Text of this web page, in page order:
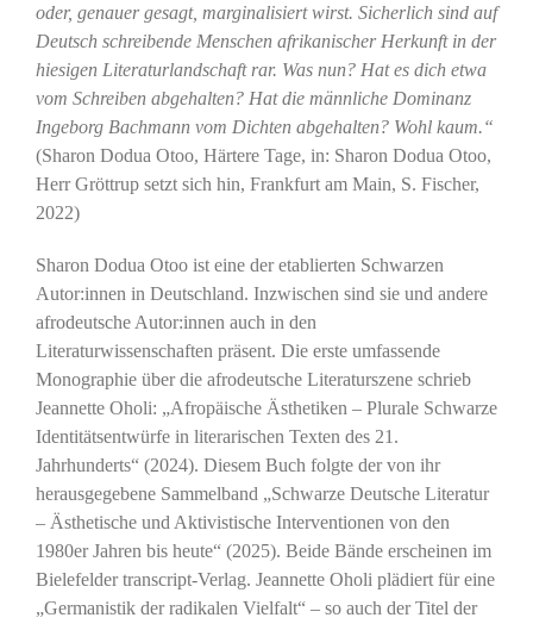
oder, genauer gesagt, marginalisiert wirst. Sicherlich sind auf
Deutsch schreibende Menschen afrikanischer Herkunft in der
hiesigen Literaturlandschaft rar. Was nun? Hat es dich etwa
vom Schreiben abgehalten? Hat die männliche Dominanz
Ingeborg Bachmann vom Dichten abgehalten? Wohl kaum.“
(Sharon Dodua Otoo, Härtere Tage, in: Sharon Dodua Otoo,
Herr Gröttrup setzt sich hin, Frankfurt am Main, S. Fischer,
2022)
Sharon Dodua Otoo ist eine der etablierten Schwarzen
Autor:innen in Deutschland. Inzwischen sind sie und andere
afrodeutsche Autor:innen auch in den
Literaturwissenschaften präsent. Die erste umfassende
Monographie über die afrodeutsche Literaturszene schrieb
Jeannette Oholi: „Afropäische Ästhetiken – Plurale Schwarze
Identitätsentwürfe in literarischen Texten des 21.
Jahrhunderts“ (2024). Diesem Buch folgte der von ihr
herausgegebene Sammelband „Schwarze Deutsche Literatur
– Ästhetische und Aktivistische Interventionen von den
1980er Jahren bis heute“ (2025). Beide Bände erscheinen im
Bielefelder transcript-Verlag. Jeannette Oholi plädiert für eine
„Germanistik der radikalen Vielfalt“ – so auch der Titel der